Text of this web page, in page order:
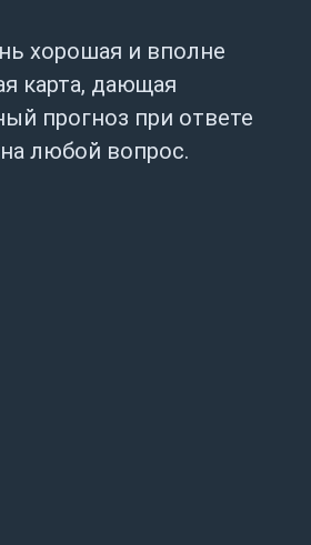
хорошая и вполне
карта, дающая
прогноз при ответе
любой вопрос.